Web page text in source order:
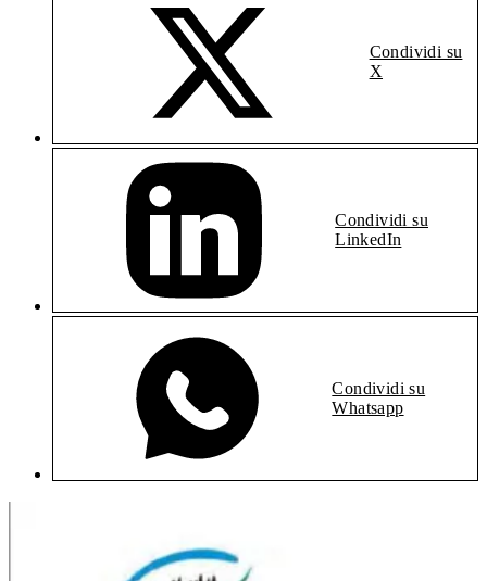
Condividi su
X
Condividi su
LinkedIn
Condividi su
Whatsapp